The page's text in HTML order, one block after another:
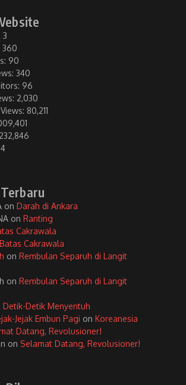
3
360
90
340
96
2,030
80,211
232,846
on Darah di Ankara
on Ranting
Cakrawala
Cakrawala
on Rembulan Separuh di Langit
on Rembulan Separuh di Langit
Detik-Detik Menyentuh
Jejak Embun Pagi on Koreanesia
Datang, Revolusioner!
on Selamat Datang, Revolusioner!